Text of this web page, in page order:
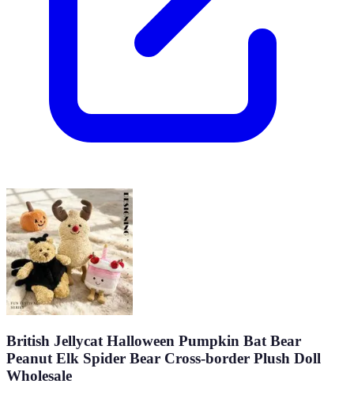
British Jellycat Halloween Pumpkin Bat Bear
Peanut Elk Spider Bear Cross-border Plush Doll
Wholesale